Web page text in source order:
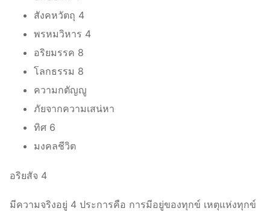
สังคหวัตถุ 4
พรหมวิหาร 4
อริยมรรค 8
โลกธรรม 8
ความกตัญญู
ภัยจากความเสน่หา
ทิศ 6
มงคลชีวิต
อริยสัจ 4
มีความจริงอยู่ 4 ประการคือ การมีอยู่ของทุกข์ เหตุแห่งทุกข์